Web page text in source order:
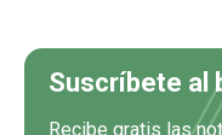
Suscríbete al
Recibe gratis las